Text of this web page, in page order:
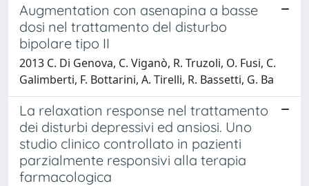
Augmentation con asenapina a basse
dosi nel trattamento del disturbo
bipolare tipo II
2013 C. Di Genova, C. Viganò, R. Truzoli, O. Fusi, C.
Galimberti, F. Bottarini, A. Tirelli, R. Bassetti, G. Ba
La relaxation response nel trattamento
dei disturbi depressivi ed ansiosi. Uno
studio clinico controllato in pazienti
parzialmente responsivi alla terapia
farmacologica